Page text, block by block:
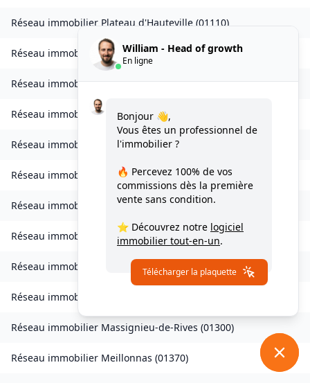
Réseau immobilier Plateau d'Hauteville (01110)
Réseau immobilierInjoux-Génissiat(01200)
Réseau immobilierIzieu(01300)
Réseau immobilierJournans(01250
Réseau immobilier Le Poizat-Lalleyriat
Réseau immobilier Lantenay(01430 )
Réseau immobilier Magnieu (01300)
Réseau immobilier Marsonnas(01340)
Réseau immobilier Martignat(01100
Réseau immobilier
Réseau immobilier Massignieu-de-Rives (01300)
Réseau immobilier Meillonnas (01370)
William - Head of growth
En ligne
Bonjour 👋,
Vous êtes un professionnel de
l'immobilier ?
🔥 Percevez 100% de vos
commissions dès la première
vente sans condition.
⭐ Découvrez notre logiciel
immobilier tout-en-un.
Télécharger la plaquette